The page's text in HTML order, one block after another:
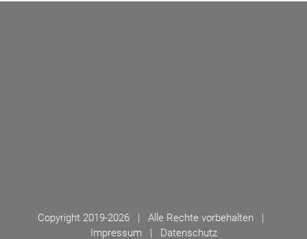
Copyright 2019-2026 | Alle Rechte vorbehalten |
Impressum| Datenschutz